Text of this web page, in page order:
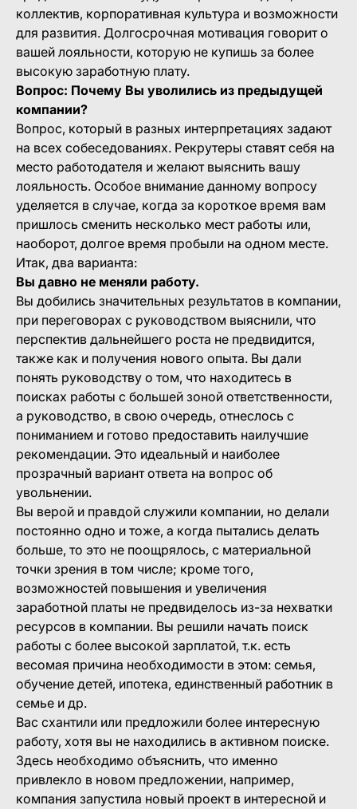
коллектив, корпоративная культура и возможности
для развития. Долгосрочная мотивация говорит о
вашей лояльности, которую не купишь за более
высокую заработную плату.
Вопрос: Почему Вы уволились из предыдущей
компании?
Вопрос, который в разных интерпретациях задают
на всех собеседованиях. Рекрутеры ставят себя на
место работодателя и желают выяснить вашу
лояльность. Особое внимание данному вопросу
уделяется в случае, когда за короткое время вам
пришлось сменить несколько мест работы или,
наоборот, долгое время пробыли на одном месте.
Итак, два варианта:
Вы давно не меняли работу.
Вы добились значительных результатов в компании,
при переговорах с руководством выяснили, что
перспектив дальнейшего роста не предвидится,
также как и получения нового опыта. Вы дали
понять руководству о том, что находитесь в
поисках работы с большей зоной ответственности,
а руководство, в свою очередь, отнеслось с
пониманием и готово предоставить наилучшие
рекомендации. Это идеальный и наиболее
прозрачный вариант ответа на вопрос об
увольнении.
Вы верой и правдой служили компании, но делали
постоянно одно и тоже, а когда пытались делать
больше, то это не поощрялось, с материальной
точки зрения в том числе; кроме того,
возможностей повышения и увеличения
заработной платы не предвиделось из-за нехватки
ресурсов в компании. Вы решили начать поиск
работы с более высокой зарплатой, т.к. есть
весомая причина необходимости в этом: семья,
обучение детей, ипотека, единственный работник в
семье и др.
Вас схантили или предложили более интересную
работу, хотя вы не находились в активном поиске.
Здесь необходимо объяснить, что именно
привлекло в новом предложении, например,
компания запустила новый проект в интересной и